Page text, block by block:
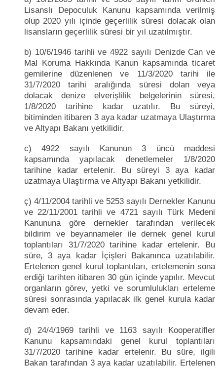
Lisanslı Depoculuk Kanunu kapsamında verilmiş
olup 2020 yılı içinde geçerlilik süresi dolacak olan
lisansların geçerlilik süresi bir yıl uzatılmıştır.
b) 10/6/1946 tarihli ve 4922 sayılı Denizde Can ve
Mal Koruma Hakkında Kanun kapsamında ticaret
gemilerine düzenlenen ve 11/3/2020 tarihi ile
31/7/2020 tarihi aralığında süresi dolan veya
dolacak denize elverişlilik belgelerinin süresi,
1/8/2020 tarihine kadar uzatılır. Bu süreyi,
bitiminden itibaren 3 aya kadar uzatmaya Ulaştırma
ve Altyapı Bakanı yetkilidir.
c) 4922 sayılı Kanunun 3 üncü maddesi
kapsamında yapılacak denetlemeler 1/8/2020
tarihine kadar ertelenir. Bu süreyi 3 aya kadar
uzatmaya Ulaştırma ve Altyapı Bakanı yetkilidir.
ç) 4/11/2004 tarihli ve 5253 sayılı Dernekler Kanunu
ve 22/11/2001 tarihli ve 4721 sayılı Türk Medeni
Kanununa göre dernekler tarafından verilecek
bildirim ve beyannameler ile dernek genel kurul
toplantıları 31/7/2020 tarihine kadar ertelenir. Bu
süre, 3 aya kadar İçişleri Bakanınca uzatılabilir.
Ertelenen genel kurul toplantıları, ertelemenin sona
erdiği tarihten itibaren 30 gün içinde yapılır. Mevcut
organların görev, yetki ve sorumlulukları erteleme
süresi sonrasında yapılacak ilk genel kurula kadar
devam eder.
d) 24/4/1969 tarihli ve 1163 sayılı Kooperatifler
Kanunu kapsamındaki genel kurul toplantıları
31/7/2020 tarihine kadar ertelenir. Bu süre, ilgili
Bakan tarafından 3 aya kadar uzatılabilir. Ertelenen